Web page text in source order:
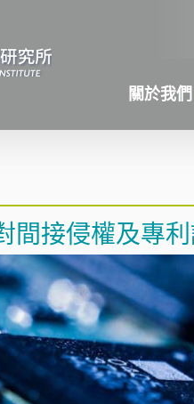
關於我們
間接侵權及專